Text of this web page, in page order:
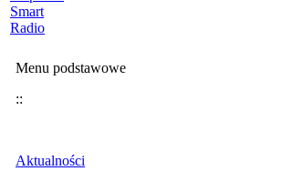
Smart
Radio
Menu podstawowe
::
Aktualności